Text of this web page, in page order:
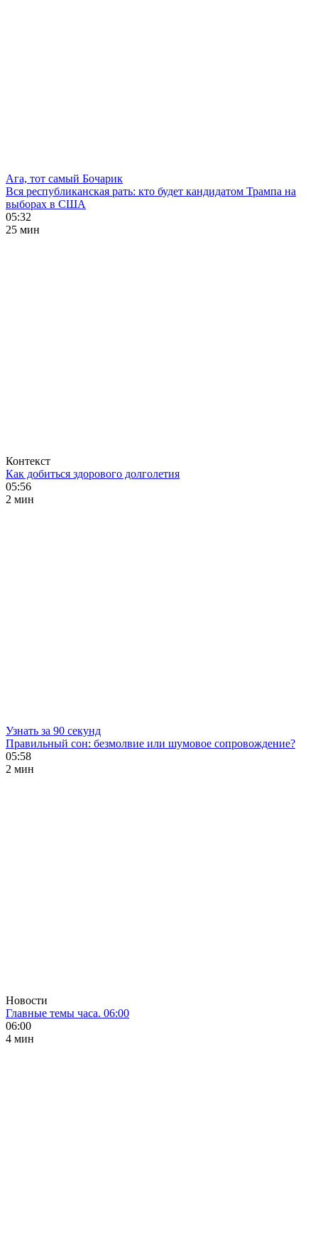
Ага, тот самый Бочарик
Вся республиканская рать: кто будет кандидатом Трампа на
выборах в США
05:32
25 мин
Контекст
Как добиться здорового долголетия
05:56
2 мин
Узнать за 90 секунд
Правильный сон: безмолвие или шумовое сопровождение?
05:58
2 мин
Новости
Главные темы часа. 06:00
06:00
4 мин